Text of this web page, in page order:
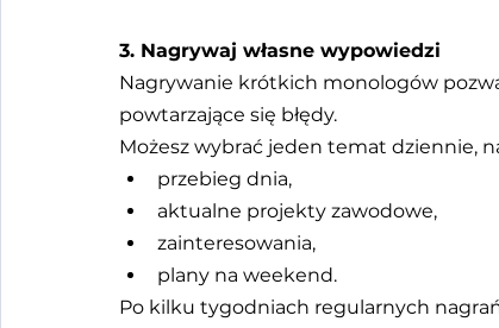
3. Nagrywaj własne wypowiedzi
Nagrywanie krótkich monologów
powtarzające się błędy.
Możesz wybrać jeden temat dziennie,
przebieg dnia,
aktualne projekty zawodowe,
zainteresowania,
plany na weekend.
Po kilku tygodniach regularnych